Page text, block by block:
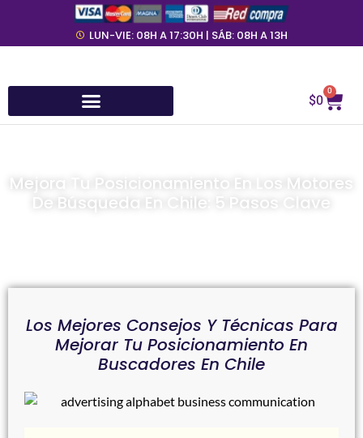
LUN-VIE: 08H A 17:30H | SÁB: 08H A 13H
$0 0
Mejora Tu Posicionamiento En Los Motores
De Búsqueda En Chile: 5 Pasos Clave
Los Mejores Consejos Y Técnicas Para
Mejorar Tu Posicionamiento En
Buscadores En Chile